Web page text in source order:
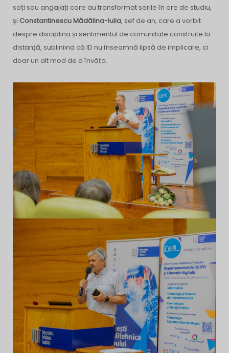
soți sau angajați care au transformat serile în ore de studiu,
și Constantinescu Mădălina-Iulia, șef de an, care a vorbit
despre disciplina și sentimentul de comunitate construite la
distanță, subliniind că ID nu înseamnă lipsă de implicare, ci
doar un alt mod de a învăța.